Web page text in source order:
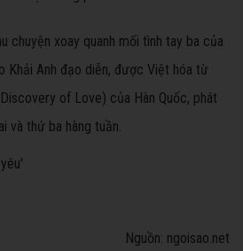
chuyện xoay quanh mối tình tay ba của
Khải Anh đạo diễn, được Việt hóa từ
of Love) của Hàn Quốc, phát
và thứ ba hàng tuần.
Nguồn: ngoisao.net